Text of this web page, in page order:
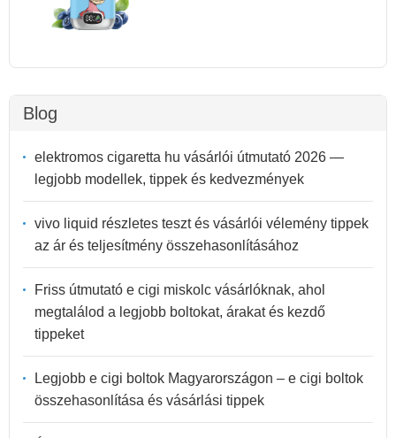
Blog
elektromos cigaretta hu vásárlói útmutató 2026 —
legjobb modellek, tippek és kedvezmények
vivo liquid részletes teszt és vásárlói vélemény tippek
az ár és teljesítmény összehasonlításához
Friss útmutató e cigi miskolc vásárlóknak, ahol
megtalálod a legjobb boltokat, árakat és kezdő
tippeket
Legjobb e cigi boltok Magyarországon – e cigi boltok
összehasonlítása és vásárlási tippek